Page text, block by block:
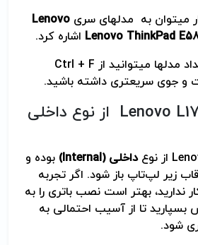
می­توان به مدلهای سری Lenovo
Lenovo ThinkPad اشاره کرد.
به دلیل زیاد بودن تعداد مدلها می­توانید از Ctrl + F
و جوی سریعتری داشته باشید.
باتری Lenovo L17M3P52 از نوع داخلی
داخلی (Internal)
بوده و
زیر لپ‌تاپ باز شود. اگر تجربه
ندارید، بهتر است نصب باتری را به
تا از آسیب احتمالی به
شود.